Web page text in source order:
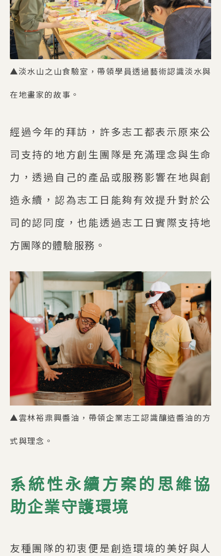
▲淡水山之山食驗室，帶領學員透過藝術認識淡水與
在地畫家的故事。
經過今年的拜訪，許多志工都表示原來公
司支持的地方創生團隊是充滿理念與生命
力，透過自己的產品或服務影響在地與創
造永續，認為志工日能夠有效提升對於公
司的認同度，也能透過志工日實際支持地
方團隊的體驗服務。
▲雲林裕鼎興醬油，帶領企業志工認識釀造醬油的方
式與理念。
系統性永續方案的思維協
助企業守護環境
友種團隊的初衷便是創造環境的美好與人